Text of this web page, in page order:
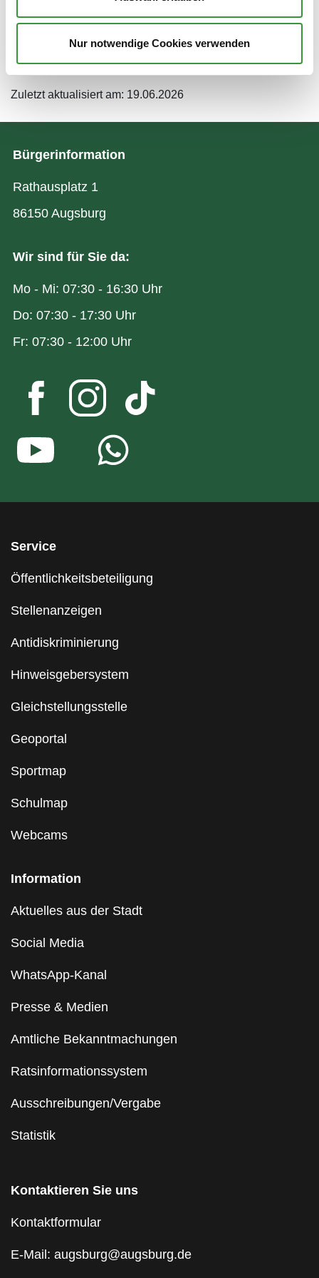
Nur notwendige Cookies verwenden
Persönliche Beratung nur nach Terminvereinbarung
Zuletzt aktualisiert am: 19.06.2026
Service
Öffentlichkeitsbeteiligung
Stellenanzeigen
Antidiskriminierung
Hinweisgebersystem
Gleichstellungsstelle
Geoportal
Sportmap
Schulmap
Webcams
Information
Aktuelles aus der Stadt
Social Media
WhatsApp-Kanal
Presse & Medien
Amtliche Bekanntmachungen
Ratsinformationssystem
Ausschreibungen/Vergabe
Statistik
Kontaktieren Sie uns
Kontaktformular
E-Mail: augsburg@augsburg.de
Bürgerinformation
Rathausplatz 1
86150 Augsburg
Wir sind für Sie da:
Mo - Mi: 07:30 - 16:30 Uhr
Do: 07:30 - 17:30 Uhr
Fr: 07:30 - 12:00 Uhr